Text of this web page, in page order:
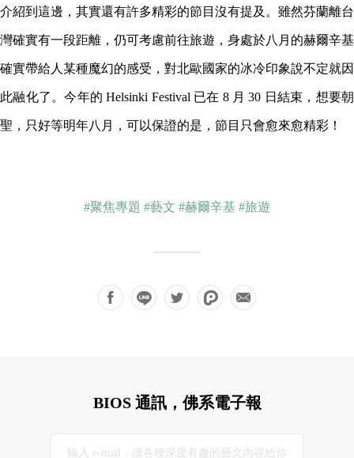
介紹到這邊，其實還有許多精彩的節目沒有提及。雖然芬蘭離台
灣確實有一段距離，仍可考慮前往旅遊，身處於八月的赫爾辛基
確實帶給人某種魔幻的感受，對北歐國家的冰冷印象說不定就因
此融化了。今年的 Helsinki Festival 已在 8 月 30 日結束，想要朝
聖，只好等明年八月，可以保證的是，節目只會愈來愈精彩！
#聚焦專題 #藝文 #赫爾辛基 #旅遊
BIOS 通訊，佛系電子報